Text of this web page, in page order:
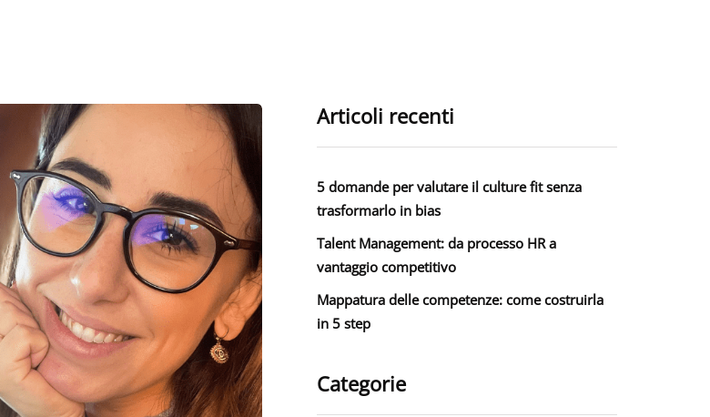
Articoli recenti
5 domande per valutare il culture fit senza
trasformarlo in bias
Talent Management: da processo HR a
vantaggio competitivo
Mappatura delle competenze: come costruirla
in 5 step
Categorie